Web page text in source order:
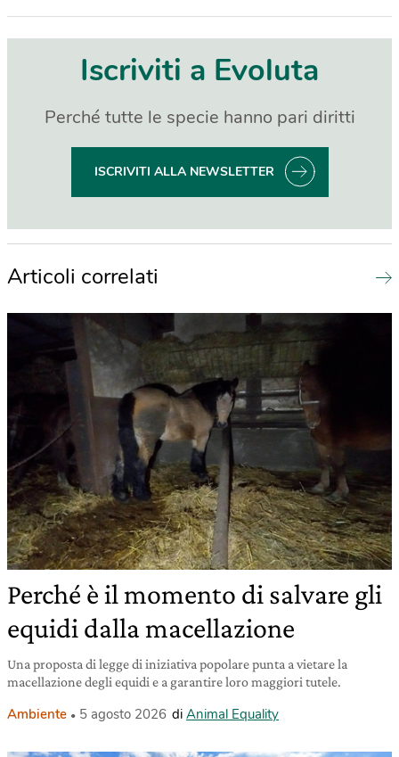
Iscriviti a Evoluta
Perché tutte le specie hanno pari diritti
ISCRIVITI ALLA NEWSLETTER
Articoli correlati
Perché è il momento di salvare gli
equidi dalla macellazione
Una proposta di legge di iniziativa popolare punta a vietare la
macellazione degli equidi e a garantire loro maggiori tutele.
Ambiente 5 agosto 2026 di Animal Equality